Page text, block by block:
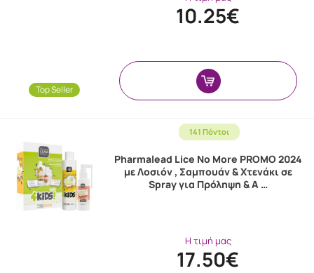
Top Seller
10.25€
141 Πόντοι
Pharmalead Lice No More PROMO 2024
με Λοσιόν , Σαμπουάν & Χτενάκι σε
Spray για Πρόληψη & Α …
Η τιμή μας
17.50€